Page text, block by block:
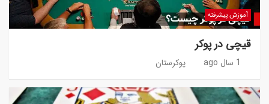
آموزش پیشرفته
قیچی در پوکر
1 سال ago پوکرستان